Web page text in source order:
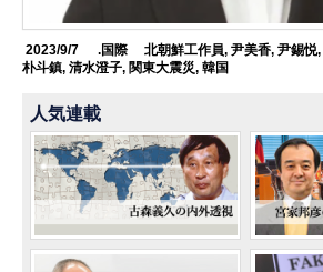
2023/9/7 .国際 北朝鮮工作員, 尹美香, 尹錫悦,
朴斗鎮,清水澄子, 関東大震災,韓国
人気連載